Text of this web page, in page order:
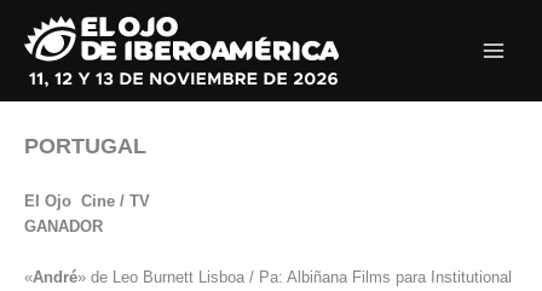
contenido
PORTUGAL
El Ojo Cine / TV
GANADOR
«André» de Leo Burnett Lisboa / Pa: Albiñana Films para Institutional